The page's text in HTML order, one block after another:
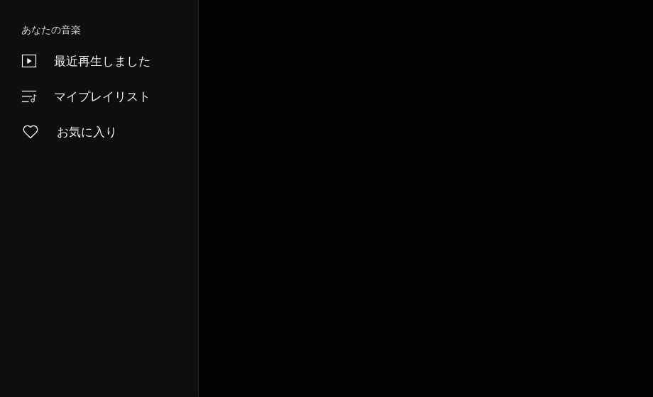
あなたの音楽
最近再生しました
マイプレイリスト
お気に入り